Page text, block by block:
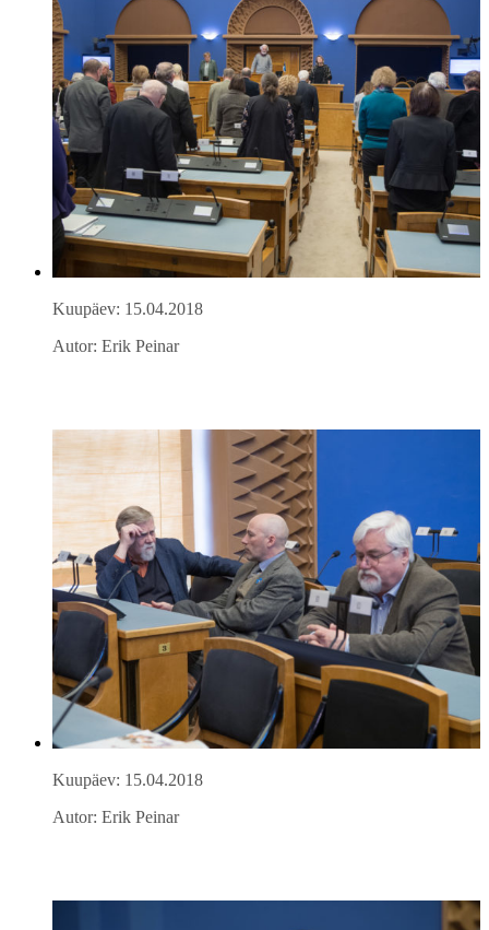
Kuupäev: 15.04.2018
Autor: Erik Peinar
Kuupäev: 15.04.2018
Autor: Erik Peinar